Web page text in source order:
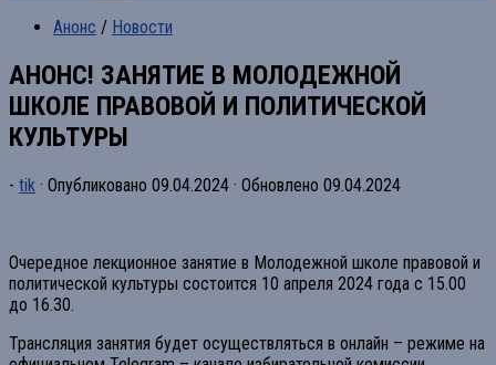
Анонс / Новости
АНОНС! ЗАНЯТИЕ В МОЛОДЕЖНОЙ
ШКОЛЕ ПРАВОВОЙ И ПОЛИТИЧЕСКОЙ
КУЛЬТУРЫ
- tik · Опубликовано 09.04.2024 · Обновлено 09.04.2024
Очередное лекционное занятие в Молодежной школе правовой и
политической культуры состоится 10 апреля 2024 года с 15.00
до 16.30.
Трансляция занятия будет осуществляться в онлайн – режиме на